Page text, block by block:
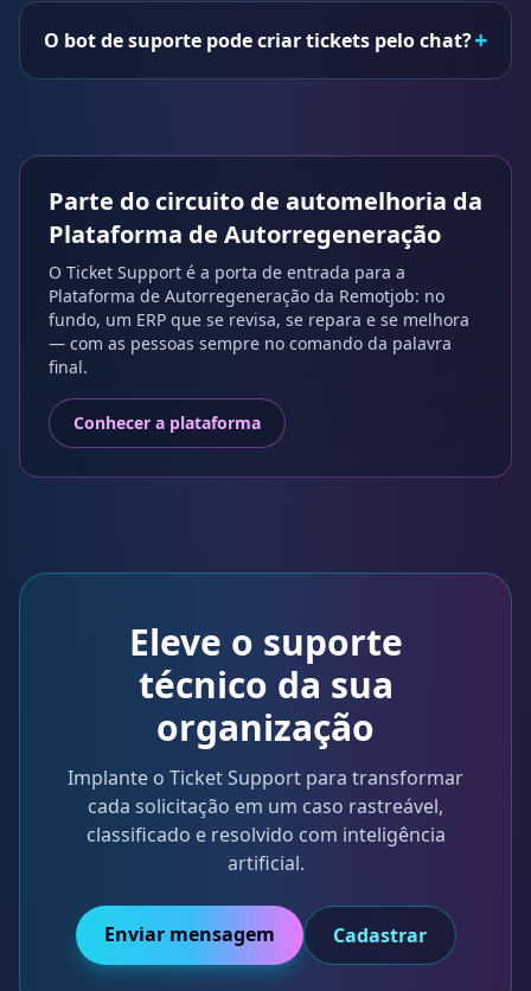
O bot de suporte pode criar tickets pelo chat?+
Parte do circuito de automelhoria da
Plataforma de Autorregeneração
O Ticket Support é a porta de entrada para a
Plataforma de Autorregeneração da Remotjob: no
fundo, um ERP que se revisa, se repara e se melhora
— com as pessoas sempre no comando da palavra
final.
Conhecer a plataforma
Eleve o suporte
técnico da sua
organização
Implante o Ticket Support para transformar
cada solicitação em um caso rastreável,
classificado e resolvido com inteligência
artificial.
Enviar mensagem Cadastrar